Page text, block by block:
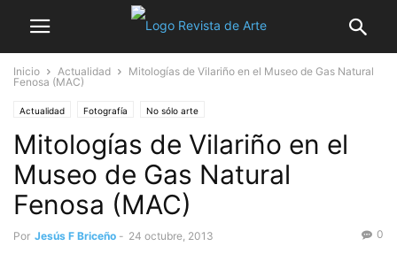
Inicio Actualidad
Mitologías de Vilariño en el Museo de Gas Natural
Fenosa (MAC)
Actualidad Fotografía No sólo arte
Mitologías de Vilariño en el
Museo de Gas Natural
Fenosa (MAC)
Por Jesús F Briceño - 24 octubre, 2013 0